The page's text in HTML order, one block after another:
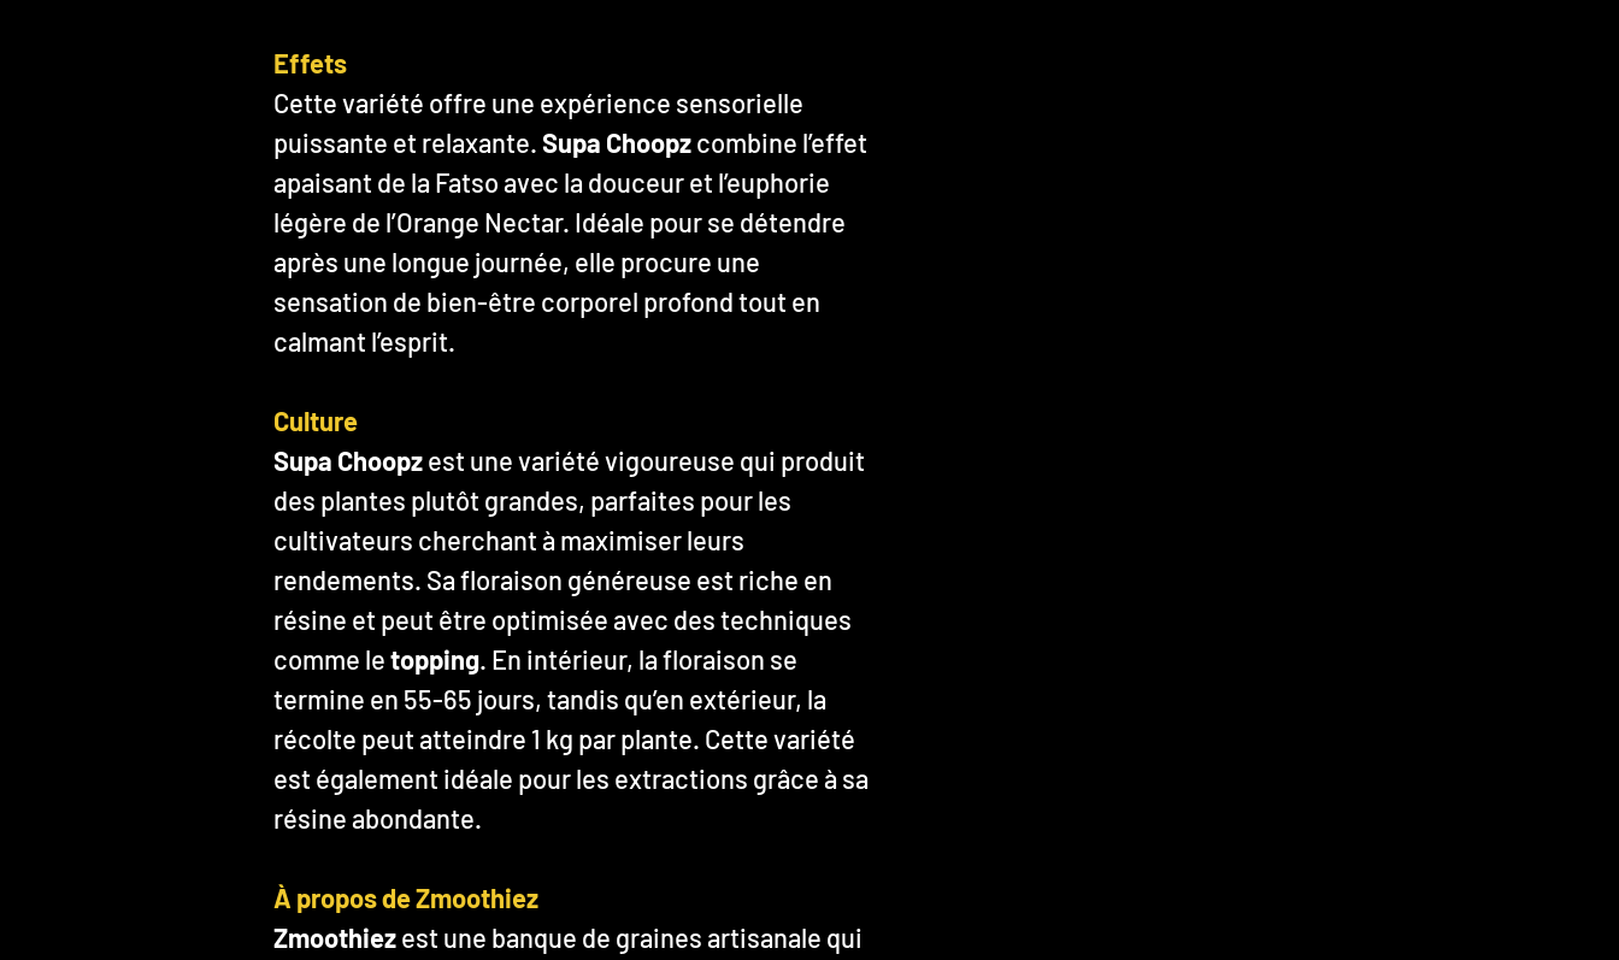
Effets
Cette variété offre une expérience sensorielle
puissante et relaxante.Supa Choopzcombine l’effet
apaisant de la Fatso avec la douceur et l’euphorie
légère de l’Orange Nectar. Idéale pour se détendre
après une longue journée, elle procure une
sensation de bien-être corporel profond tout en
calmant l’esprit.
Culture
Supa Choopzest une variété vigoureuse qui produit
des plantes plutôt grandes, parfaites pour les
cultivateurs cherchant à maximiser leurs
rendements. Sa floraison généreuse est riche en
résine et peut être optimisée avec des techniques
comme letopping. En intérieur, la floraison se
termine en 55-65 jours, tandis qu’en extérieur, la
récolte peut atteindre 1 kg par plante. Cette variété
est également idéale pour les extractions grâce à sa
résine abondante.
À propos de Zmoothiez
Zmoothiezest une banque de graines artisanale qui